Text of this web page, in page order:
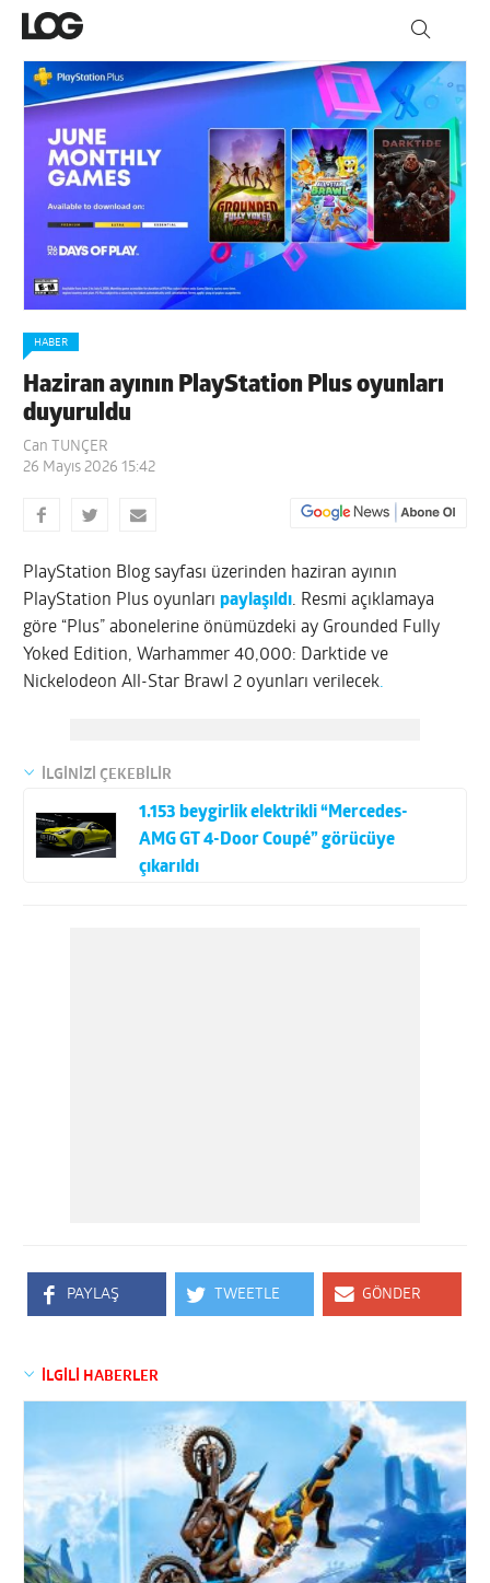
HABER
Haziran ayının PlayStation Plus oyunları
duyuruldu
Can TUNÇER
26 Mayıs 2026 15:42
PlayStation Blog sayfası üzerinden haziran ayının
PlayStation Plus oyunlarıpaylaşıldı. Resmi açıklamaya
göre “Plus” abonelerine önümüzdeki ay Grounded Fully
Yoked Edition, Warhammer 40,000: Darktide ve
Nickelodeon All-Star Brawl 2 oyunları verilecek.
İLGİNİZİ ÇEKEBİLİR
1.153 beygirlik elektrikli “Mercedes-
AMG GT 4-Door Coupé” görücüye
çıkarıldı
PAYLAŞ TWEETLE GÖNDER
İLGİLİ HABERLER